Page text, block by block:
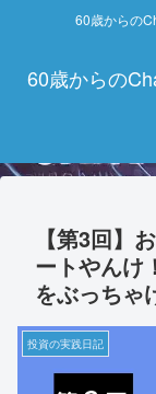
60歳からの
60歳からの
【第3回】
ートやんけ
をぶっちゃ
投資の実践日記